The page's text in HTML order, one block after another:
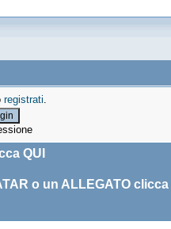
registrati.
QUI
o un ALLEGATO clicca